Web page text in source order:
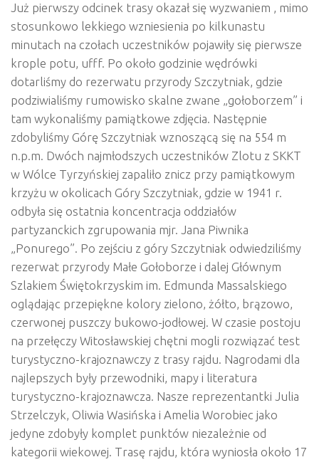
Już pierwszy odcinek trasy okazał się wyzwaniem , mimo
stosunkowo lekkiego wzniesienia po kilkunastu
minutach na czołach uczestników pojawiły się pierwsze
krople potu, ufff. Po około godzinie wędrówki
dotarliśmy do rezerwatu przyrody Szczytniak, gdzie
podziwialiśmy rumowisko skalne zwane „gołoborzem” i
tam wykonaliśmy pamiątkowe zdjęcia. Następnie
zdobyliśmy Górę Szczytniak wznoszącą się na 554 m
n.p.m. Dwóch najmłodszych uczestników Zlotu z SKKT
w Wólce Tyrzyńskiej zapaliło znicz przy pamiątkowym
krzyżu w okolicach Góry Szczytniak, gdzie w 1941 r.
odbyła się ostatnia koncentracja oddziałów
partyzanckich zgrupowania mjr. Jana Piwnika
„Ponurego”. Po zejściu z góry Szczytniak odwiedziliśmy
rezerwat przyrody Małe Gołoborze i dalej Głównym
Szlakiem Świętokrzyskim im. Edmunda Massalskiego
oglądając przepiękne kolory zielono, żółto, brązowo,
czerwonej puszczy bukowo-jodłowej. W czasie postoju
na przełęczy Witosławskiej chętni mogli rozwiązać test
turystyczno-krajoznawczy z trasy rajdu. Nagrodami dla
najlepszych były przewodniki, mapy i literatura
turystyczno-krajoznawcza. Nasze reprezentantki Julia
Strzelczyk, Oliwia Wasińska i Amelia Worobiec jako
jedyne zdobyły komplet punktów niezależnie od
kategorii wiekowej. Trasę rajdu, która wyniosła około 17